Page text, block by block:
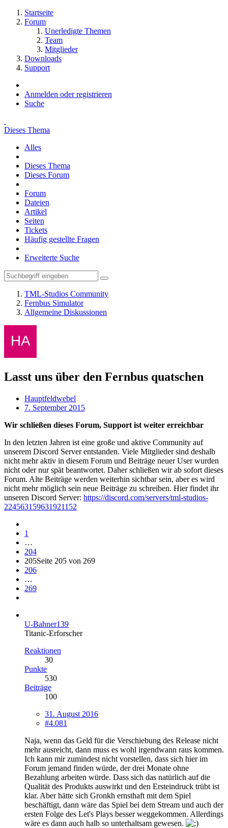
Startseite
Forum
Unerledigte Themen
Team
Mitglieder
Downloads
Support
Anmelden oder registrieren
Suche
Dieses Thema
Alles
Dieses Thema
Dieses Forum
Forum
Dateien
Artikel
Seiten
Tickets
Häufig gestellte Fragen
Erweiterte Suche
TML-Studios Community
Fernbus Simulator
Allgemeine Diskussionen
Lasst uns über den Fernbus quatschen
Hauptfeldwebel
7. September 2015
Wir schließen dieses Forum, Support ist weiter erreichbar
In den letzten Jahren ist eine große und aktive Community auf
unserem Discord Server entstanden. Viele Mitglieder sind deshalb
nicht mehr aktiv in diesem Forum und Beiträge neuer User wurden
nicht oder nur spät beantwortet. Daher schließen wir ab sofort dieses
Forum. Alte Beiträge werden weiterhin sichtbar sein, aber es wird
nicht mehr möglich sein neue Beiträge zu schreiben. Hier findet ihr
unseren Discord Server: https://discord.com/servers/tml-studios-
224563159631921152
1
…
204
205Seite 205 von 269
206
…
269
U-Bahner139
Titanic-Erforscher
Reaktionen
30
Punkte
530
Beiträge
100
31. August 2016
#4.081
Naja, wenn das Geld für die Verschiebung des Release nicht
mehr ausreicht, dann muss es wohl irgendwann raus kommen.
Ich kann mir zumindest nicht vorstellen, dass sich hier im
Forum jemand finden würde, der drei Monate ohne
Bezahlung arbeiten würde. Dass sich das natürlich auf die
Qualität des Produkts auswirkt und den Ersteindruck trübt ist
klar. Aber hätte sich Gronkh ernsthaft mit dem Spiel
beschäftigt, dann wäre das Spiel bei dem Stream und auch der
ersten Folge des Let's Plays besser weggekommen. Allerdings
wäre es dann auch halb so unterhaltsam gewesen.